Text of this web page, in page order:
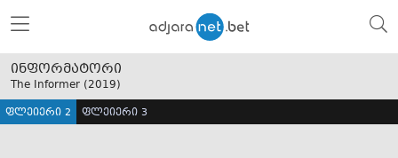
ინფორმატორი
The Informer (2019)
ფლეიერი 2 ფლეიერი 3